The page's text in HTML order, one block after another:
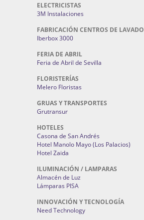
ELECTRICISTAS
3M Instalaciones
FABRICACIÓN CENTROS DE LAVADO
Iberbox 3000
FERIA DE ABRIL
Feria de Abril de Sevilla
FLORISTERÍAS
Melero Floristas
GRUAS Y TRANSPORTES
Grutransur
HOTELES
Casona de San Andrés
Hotel Manolo Mayo (Los Palacios)
Hotel Zaida
ILUMINACIÓN / LAMPARAS
Almacén de Luz
Lámparas PISA
INNOVACIÓN Y TECNOLOGÍA
Need Technology